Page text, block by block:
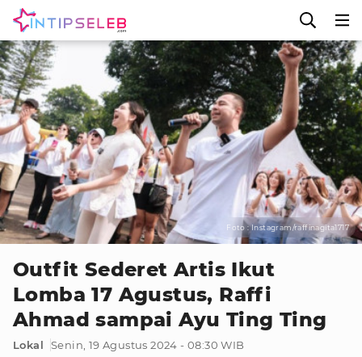
Foto : Instagram/raffinagita1717
Outfit Sederet Artis Ikut
Lomba 17 Agustus, Raffi
Ahmad sampai Ayu Ting Ting
Lokal
Senin, 19 Agustus 2024 - 08:30 WIB